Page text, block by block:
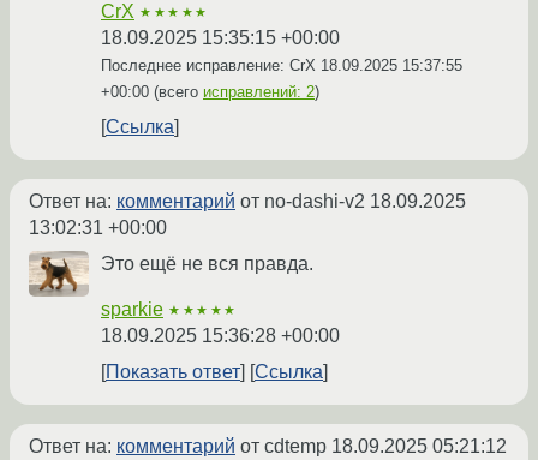
CrX ★★★★★
18.09.2025 15:35:15 +00:00
Последнее исправление: CrX 18.09.2025 15:37:55
+00:00 (всего исправлений: 2)
Ссылка
Ответ на: комментарий от no-dashi-v2 18.09.2025
13:02:31 +00:00
Это ещё не вся правда.
sparkie ★★★★★
18.09.2025 15:36:28 +00:00
Показать ответ
Ссылка
Ответ на: комментарий от cdtemp 18.09.2025 05:21:12